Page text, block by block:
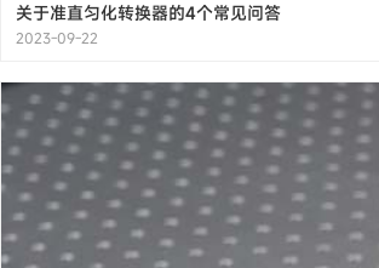
关于准直匀化转换器的4个常见问答
2023-09-22